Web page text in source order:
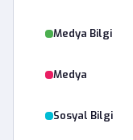
Medya Bilgi
Medya
Sosyal Bilgi